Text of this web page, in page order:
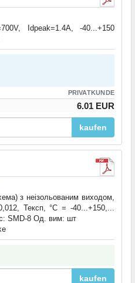
Idpeak=1.4A, -40...+150
PRIVATKUNDE
6.01 EUR
kaufen
з неізольованим виходом,
Тексп, °C = -40...+150,...
SMD-8 Од. вим: шт
kaufen